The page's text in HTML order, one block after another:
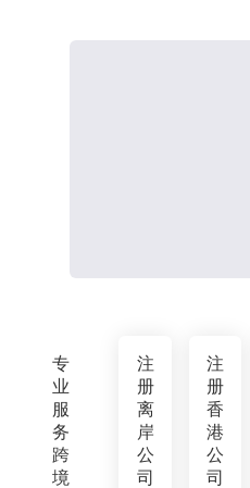
专
业
服
务
跨
境
注
册
离
岸
公
司
注
册
香
港
公
司